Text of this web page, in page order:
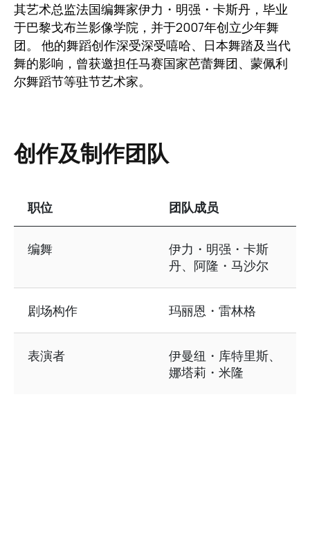
其艺术总监法国编舞家伊力・明强・卡斯丹，毕业
于巴黎戈布兰影像学院，并于2007年创立少年舞
团。 他的舞蹈创作深受深受嘻哈、日本舞踏及当代
舞的影响，曾获邀担任马赛国家芭蕾舞团、蒙佩利
尔舞蹈节等驻节艺术家。
创作及制作团队
职位 团队成员
编舞
伊力・明强・卡斯
丹、阿隆・马沙尔
剧场构作 玛丽恩・雷林格
表演者
伊曼纽・库特里斯、
娜塔莉・米隆